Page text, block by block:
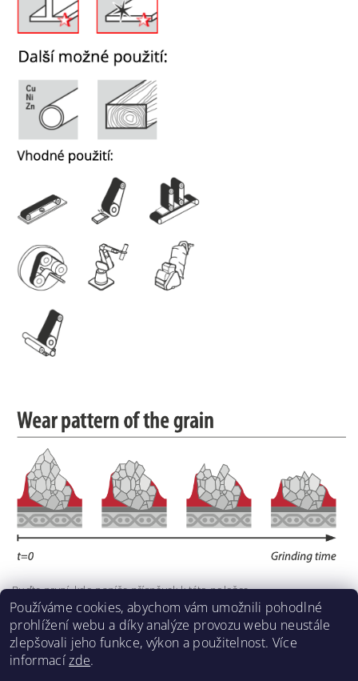
Buďte první, kdo napíše příspěvek k této položce.
Přidat komentář
Používáme cookies, abychom vám umožnili pohodlné
prohlížení webu a díky analýze provozu webu neustále
zlepšovali jeho funkce, výkon a použitelnost. Více
informacízde.